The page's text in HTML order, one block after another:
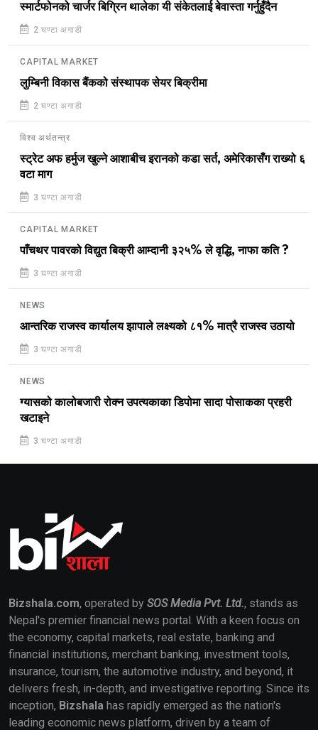
स्मार्टफोनको चार्जर बिग्रिन थालेका यी संकेतलाई बेवास्ता गर्नुहुँदैन
2 घण्टा अगाडी
CAPITAL MARKET
लुम्बिनी विकास बैंकको संस्थापक सेयर बिक्रीमा
2 घण्टा अगाडी
विश्व अर्थतन्त्र
स्ट्रेट अफ हर्मुज खुल्ने आशाबीच इरानको कडा सर्त, अमेरिकासँग राख्यो ६
वटा माग
3 घण्टा अगाडी
CAPITAL MARKET
पाँचथर पावरको विद्युत बिक्री आम्दानी ३२५% ले वृद्धि, नाफा कति ?
3 घण्टा अगाडी
NEWS
आन्तरिक राजस्व कार्यालय झापाले लक्ष्यको ८१% मात्रै राजस्व उठायो
3 घण्टा अगाडी
NEWS
ग्यासको कालोबजारी रोक्न उपत्यकाका डिपोमा सादा पोसाकका प्रहरी
खटाइने
3 घण्टा अगाडी
Bizshala.com, operated by SOS Media Pvt. Ltd., stands as
Nepal's premier financial news portal. With a keen focus on
the economy, capital markets, real estate, banking and
financial institutions, merchant banking, investment tools,
insurance, tourism, the automotive industry, and beyond, it
delivers fresh, in-depth, and investigative reporting. Since its
inception, Bizshala has rapidly emerged as the nation's
leading economic news platform, driven by a team of